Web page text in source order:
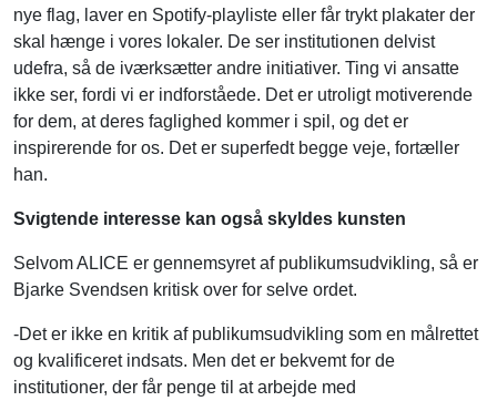
nye flag, laver en Spotify-playliste eller får trykt plakater der
skal hænge i vores lokaler. De ser institutionen delvist
udefra, så de iværksætter andre initiativer. Ting vi ansatte
ikke ser, fordi vi er indforståede. Det er utroligt motiverende
for dem, at deres faglighed kommer i spil, og det er
inspirerende for os. Det er superfedt begge veje, fortæller
han.
Svigtende interesse kan også skyldes kunsten
Selvom ALICE er gennemsyret af publikumsudvikling, så er
Bjarke Svendsen kritisk over for selve ordet.
-Det er ikke en kritik af publikumsudvikling som en målrettet
og kvalificeret indsats. Men det er bekvemt for de
institutioner, der får penge til at arbejde med